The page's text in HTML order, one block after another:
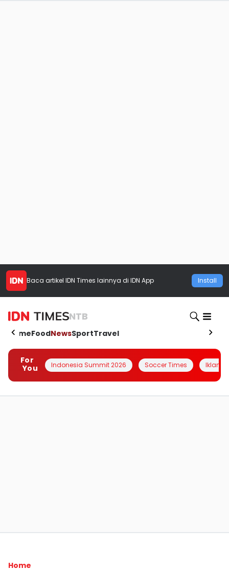
Baca artikel IDN Times lainnya di IDN App Install
NTB
HomeFoodNewsSportTravel
For
You
Indonesia Summit 2026 Soccer Times Iklanin
HomeNTT Bertambah Sejak Awal 2026